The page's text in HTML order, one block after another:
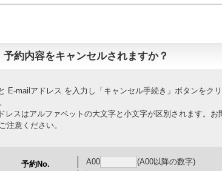
予約内容をキャンセルされますか？
E-mailアドレス を入力し「キャンセル手続き」ボタンをク
レスはアルファベットの大文字と小文字が区別されます。お
注意ください。
予約No. A00
(A00以降の数字)